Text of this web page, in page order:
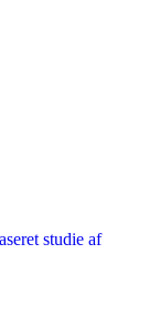
studie af